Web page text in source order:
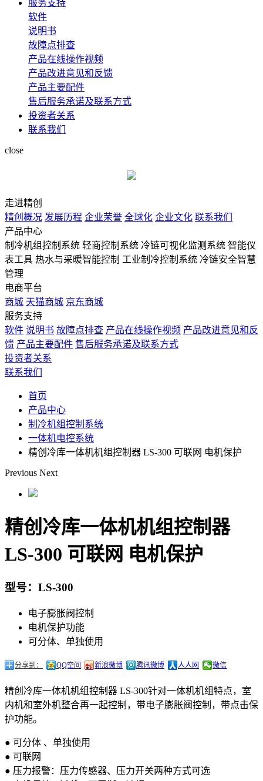
服务支持
软件
说明书
故障点排查
产品在线操作视频
产品改进意见和反馈
产品主要配件
售后服务承诺及联系方式
投资者关系
联系我们
close
走进精创
精创概况 发展历程 企业荣誉 全球化 企业文化 联系我们
产品中心
制冷机组控制系统 轻商控制系统 冷链可视化监测系统 智能仪
表工具 热水与采暖智能控制 工业制冷控制系统 冷链安全智慧
管理
电商平台
商城 天猫商城 京东商城
服务支持
软件 说明书 故障点排查 产品在线操作视频 产品改进意见和反
馈 产品主要配件 售后服务承诺及联系方式
投资者关系
联系我们
首页
产品中心
制冷机组控制系统
一体机电控系统
精创冷库一体机机组控制器 LS-300 可联网 电机保护
Previous Next
精创冷库一体机机组控制器
LS-300 可联网 电机保护
型号：LS-300
电子膨胀阀控制
电机保护功能
可分体、单独使用
分享到： QQ空间 新浪微博 腾讯微博 人人网 微信
精创冷库一体机机组控制器 LS-300针对一体机机组特点，室
内机和室外机整合再一起控制，带电子膨胀阀控制，带点击保
护功能。
● 可分体 、单独使用
● 可联网
● 压力报警：压力传感器、压力开关两种方式可选